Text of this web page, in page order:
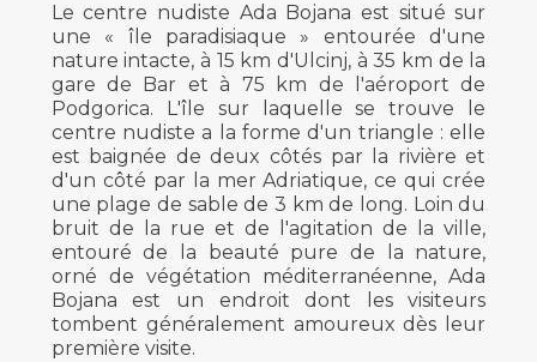
Le centre nudiste Ada Bojana est situé sur
une « île paradisiaque » entourée d'une
nature intacte, à 15 km d'Ulcinj, à 35 km de la
gare de Bar et à 75 km de l'aéroport de
Podgorica. L'île sur laquelle se trouve le
centre nudiste a la forme d'un triangle : elle
est baignée de deux côtés par la rivière et
d'un côté par la mer Adriatique, ce qui crée
une plage de sable de 3 km de long. Loin du
bruit de la rue et de l'agitation de la ville,
entouré de la beauté pure de la nature,
orné de végétation méditerranéenne, Ada
Bojana est un endroit dont les visiteurs
tombent généralement amoureux dès leur
première visite.